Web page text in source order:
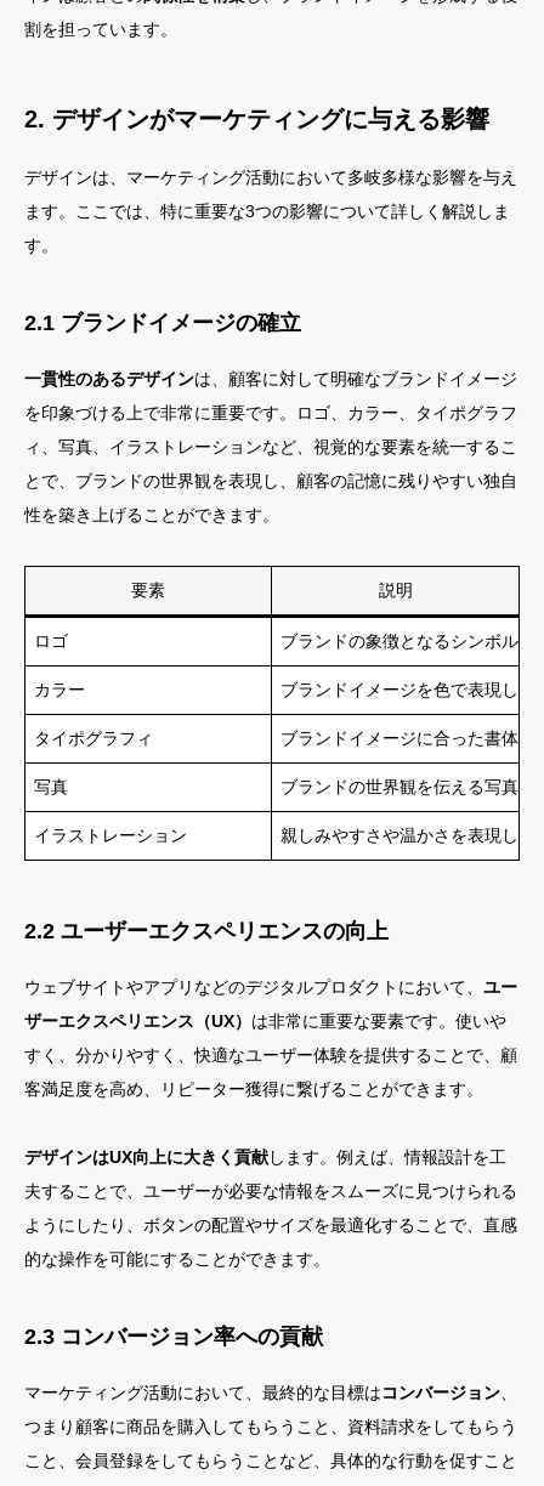
割を担っています。
2. デザインがマーケティングに与える影響
デザインは、マーケティング活動において多岐多様な影響を与え
ます。ここでは、特に重要な3つの影響について詳しく解説しま
す。
2.1 ブランドイメージの確立
一貫性のあるデザインは、顧客に対して明確なブランドイメージ
を印象づける上で非常に重要です。ロゴ、カラー、タイポグラフ
ィ、写真、イラストレーションなど、視覚的な要素を統一するこ
とで、ブランドの世界観を表現し、顧客の記憶に残りやすい独自
性を築き上げることができます。
要素 説明
ロゴ ブランドの象徴となるシンボル
カラー ブランドイメージを色で表現し
タイポグラフィ ブランドイメージに合った書体
写真 ブランドの世界観を伝える写真
イラストレーション 親しみやすさや温かさを表現し
2.2 ユーザーエクスペリエンスの向上
ウェブサイトやアプリなどのデジタルプロダクトにおいて、 ユー
ザーエクスペリエンス（UX） は非常に重要な要素です。使いや
すく、分かりやすく、快適なユーザー体験を提供することで、顧
客満足度を高め、リピーター獲得に繋げることができます。
デザインはUX向上に大きく貢献します。例えば、情報設計を工
夫することで、ユーザーが必要な情報をスムーズに見つけられる
ようにしたり、ボタンの配置やサイズを最適化することで、直感
的な操作を可能にすることができます。
2.3 コンバージョン率への貢献
マーケティング活動において、最終的な目標はコンバージョン
つまり顧客に商品を購入してもらうこと、資料請求をしてもらう
こと、会員登録をしてもらうことなど、具体的な行動を促すこと